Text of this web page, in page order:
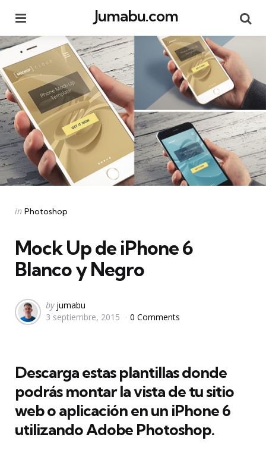
Jumabu.com
Categories
Posted
in Photoshop
Mock Up de iPhone 6
Blanco y Negro
Posted
by
by jumabu
3 septiembre, 2015
0 Comments
Descarga estas plantillas donde
podrás montar la vista de tu sitio
web o aplicación en un iPhone 6
utilizando Adobe Photoshop.